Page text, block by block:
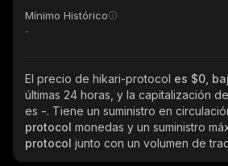
Mínimo Histórico
-
El precio de hikari-protocol es $0,
últimas 24 horas, y la capitalización
es -. Tiene un suministro en
protocol monedas y un suministro
protocol junto con un volumen de